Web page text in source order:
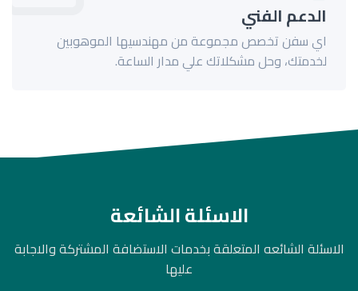
الدعم الفني
اي سفن تخصص مجموعة من مهندسيها الموهوبين
لخدمتك، وحل مشكلاتك علي مدار الساعة.
الاسئلة الشائعة
الاسئلة الشائعه المتعلقة بخدمات الاستضافة المشتركة والاجابة
عليها